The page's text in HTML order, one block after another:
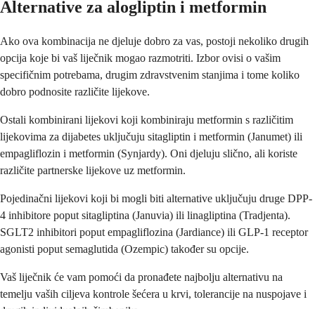
Alternative za alogliptin i metformin
Ako ova kombinacija ne djeluje dobro za vas, postoji nekoliko drugih
opcija koje bi vaš liječnik mogao razmotriti. Izbor ovisi o vašim
specifičnim potrebama, drugim zdravstvenim stanjima i tome koliko
dobro podnosite različite lijekove.
Ostali kombinirani lijekovi koji kombiniraju metformin s različitim
lijekovima za dijabetes uključuju sitagliptin i metformin (Janumet) ili
empagliflozin i metformin (Synjardy). Oni djeluju slično, ali koriste
različite partnerske lijekove uz metformin.
Pojedinačni lijekovi koji bi mogli biti alternative uključuju druge DPP-
4 inhibitore poput sitagliptina (Januvia) ili linagliptina (Tradjenta).
SGLT2 inhibitori poput empagliflozina (Jardiance) ili GLP-1 receptor
agonisti poput semaglutida (Ozempic) također su opcije.
Vaš liječnik će vam pomoći da pronađete najbolju alternativu na
temelju vaših ciljeva kontrole šećera u krvi, tolerancije na nuspojave i